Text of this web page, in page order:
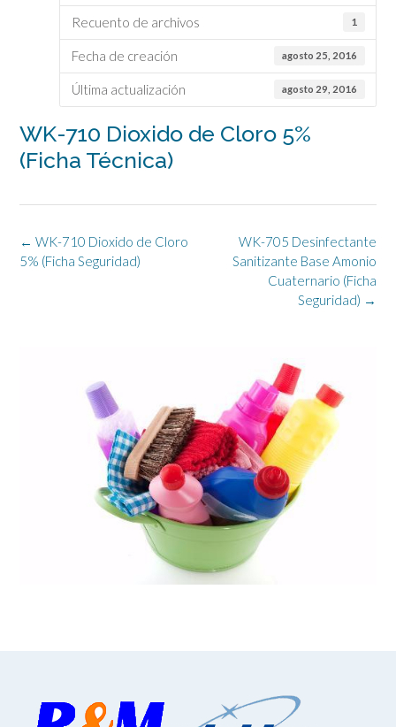
Recuento de archivos 1
Fecha de creación agosto 25, 2016
Última actualización agosto 29, 2016
WK-710 Dioxido de Cloro 5%
(Ficha Técnica)
Navegación
de
WK-705 Desinfectante
Sanitizante Base Amonio
Cuaternario (Ficha
Seguridad) →
← WK-710 Dioxido de Cloro
5% (Ficha Seguridad)